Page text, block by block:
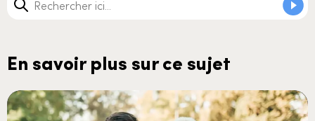
En savoir plus sur ce sujet